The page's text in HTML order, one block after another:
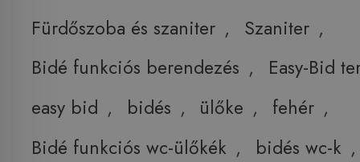
Fürdőszoba és szaniter , Szaniter ,
Bidé funkciós berendezés ,
Easy-Bid
easy bid , bidés , ülőke , fehér ,
Bidé funkciós wc-ülőkék , bidés wc-k